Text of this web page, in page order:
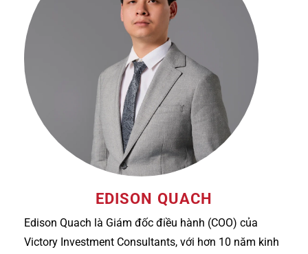
EDISON QUACH
Edison Quach là Giám đốc điều hành (COO) của
Victory Investment Consultants, với hơn 10 năm kinh